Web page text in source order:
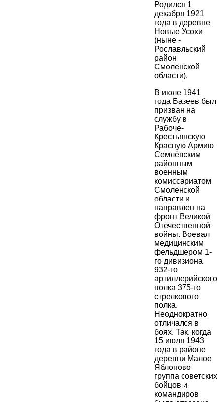
Родился 1
декабря 1921
года в деревне
Новые Усохи
(ныне -
Рославльский
район
Смоленской
области).
В июле 1941
года Базеев был
призван на
службу в
Рабоче-
Крестьянскую
Красную Армию
Семлёвским
районным
военным
комиссариатом
Смоленской
области и
направлен на
фронт Великой
Отечественной
войны. Воевал
медицинским
фельдшером 1-
го дивизиона
932-го
артиллерийского
полка 375-го
стрелкового
полка.
Неоднократно
отличался в
боях. Так, когда
15 июля 1943
года в районе
деревни Малое
Яблоново
группа советских
бойцов и
командиров